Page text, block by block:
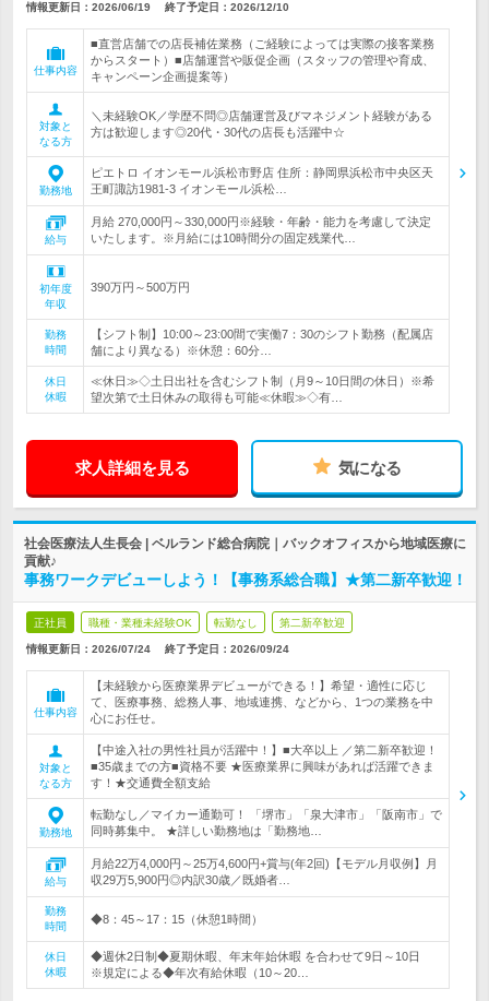
情報更新日：2026/06/19 終了予定日： 2026/12/10
仕事内容
■直営店舗での店長補佐業務（ご経験によっては実際の接客業務
からスタート）■店舗運営や販促企画（スタッフの管理や育成、
キャンペーン企画提案等）
対象と
なる方
＼未経験OK／学歴不問◎店舗運営及びマネジメント経験がある
方は歓迎します◎20代・30代の店長も活躍中☆
勤務地
ピエトロ イオンモール浜松市野店 住所：静岡県浜松市中央区天
王町諏訪1981-3 イオンモール浜松…
給与
月給 270,000円～330,000円※経験・年齢・能力を考慮して決定
いたします。※月給には10時間分の固定残業代…
初年度
年収
390万円～500万円
勤務
時間
【シフト制】10:00～23:00間で実働7：30のシフト勤務（配属店
舗により異なる）※休憩：60分…
休日
休暇
≪休日≫◇土日出社を含むシフト制（月9～10日間の休日）※希
望次第で土日休みの取得も可能≪休暇≫◇有…
求人詳細を見る 気になる
社会医療法人生長会 | ベルランド総合病院｜バックオフィスから地域医療に
貢献♪
事務ワークデビューしよう！【事務系総合職】★第二新卒歓迎！
正社員 職種・業種未経験OK 転勤なし 第二新卒歓迎
情報更新日：2026/07/24 終了予定日： 2026/09/24
仕事内容
【未経験から医療業界デビューができる！】希望・適性に応じ
て、医療事務、総務人事、地域連携、などから、1つの業務を中
心にお任せ。
対象と
なる方
【中途入社の男性社員が活躍中！】■大卒以上 ／第二新卒歓迎！
■35歳までの方■資格不要 ★医療業界に興味があれば活躍できま
す！★交通費全額支給
勤務地
転勤なし／マイカー通勤可！ 「堺市」「泉大津市」「阪南市」で
同時募集中。 ★詳しい勤務地は「勤務地…
給与
月給22万4,000円～25万4,600円+賞与(年2回)【モデル月収例】月
収29万5,900円◎内訳30歳／既婚者…
勤務
時間
◆8：45～17：15（休憩1時間）
休日
休暇
◆週休2日制◆夏期休暇、年末年始休暇 を合わせて9日～10日
※規定による◆年次有給休暇（10～20…